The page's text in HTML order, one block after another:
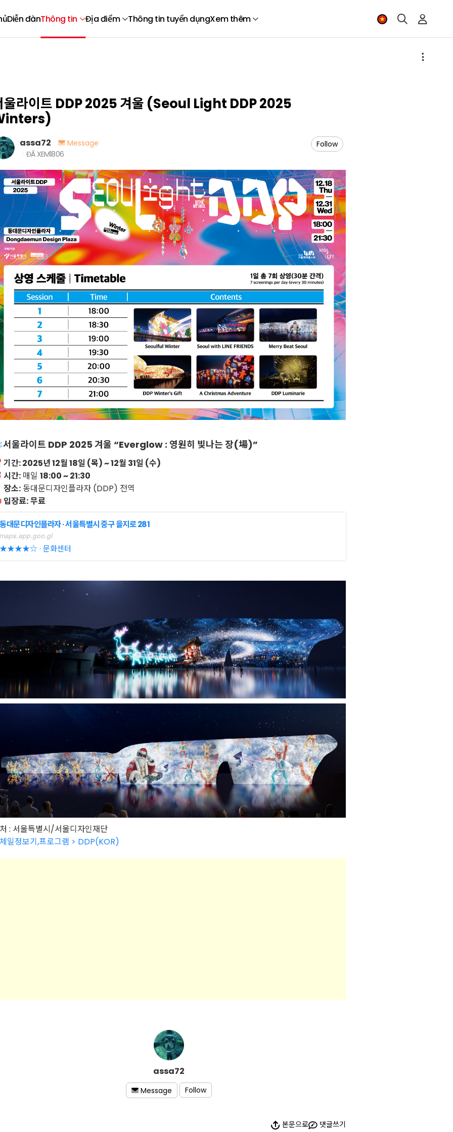
Diễn đànThông tin Địa điểm Thông tin tuyển dụngXem thêm
울라이트 DDP 2025 겨울 (Seoul Light DDP 2025
assa72
Message
ĐÃ XEM1806
Follow
울라이트 DDP 2025 겨울 “Everglow : 영원히 빛나는 장(場)”
기간: 2025년 12월 18일 (목) ~ 12월 31일 (수)
시간: 매일 18:00 ~ 21:30
장소: 동대문디자인플라자 (DDP) 전역
장료:무료
동대문디자인플라자 · 서울특별시 중구 을지로 281
maps.app.goo.gl
★★★★☆ · 문화센터
: 서울특별시/서울디자인재단
일정보기,프로그램 > DDP(KOR)
assa72
Message Follow
본문으로 댓글쓰기